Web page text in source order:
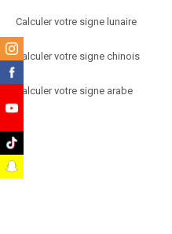
Calculer votre signe lunaire
Calculer votre signe chinois
Calculer votre signe arabe